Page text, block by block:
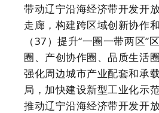
带动辽宁沿海经济带开发开
走廊，构建跨区域创新协作
（37）提升“一圈一带两区
圈、产创协作圈、品质生活
强化周边城市产业配套和承
局，加快建设新型工业化示
推动辽宁沿海经济带开发开